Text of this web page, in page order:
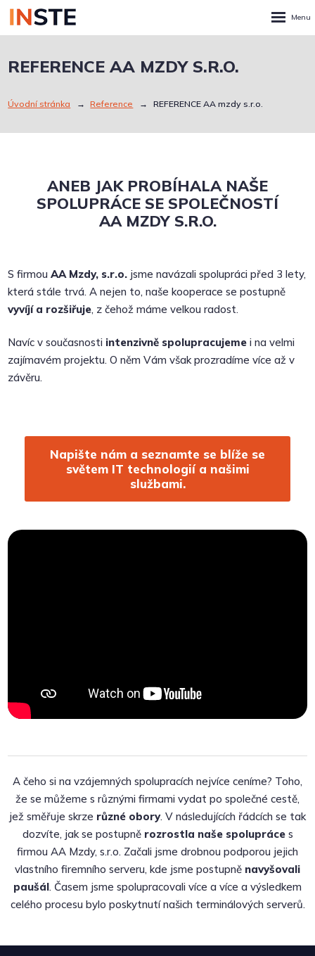
menu
REFERENCE AA MZDY S.R.O.
Úvodní stránka Reference REFERENCE AA mzdy s.r.o.
ANEB JAK PROBÍHALA NAŠE
SPOLUPRÁCE SE SPOLEČNOSTÍ
AA MZDY S.R.O.
S firmouAA Mzdy, s.r.o. jsme navázali spolupráci před 3 lety,
která stále trvá. A nejen to, naše kooperace se postupně
vyvíjí a rozšiřuje, z čehož máme velkou radost.
Navíc v současnosti intenzivně spolupracujeme i na velmi
zajímavém projektu. O něm Vám však prozradíme více až v
závěru.
Napište nám a seznamte se blíže se
světem IT technologií a našimi
službami.
A čeho si na vzájemných spolupracích nejvíce ceníme? Toho,
že se můžeme s různými firmami vydat po společné cestě,
jež směřuje skrze různé obory. V následujících řádcích se tak
dozvíte, jak se postupně rozrostla naše spolupráces
firmou AA Mzdy, s.r.o. Začali jsme drobnou podporou jejich
vlastního firemního serveru, kde jsme postupně navyšovali
paušál. Časem jsme spolupracovali více a více a výsledkem
celého procesu bylo poskytnutí našich terminálových serverů.